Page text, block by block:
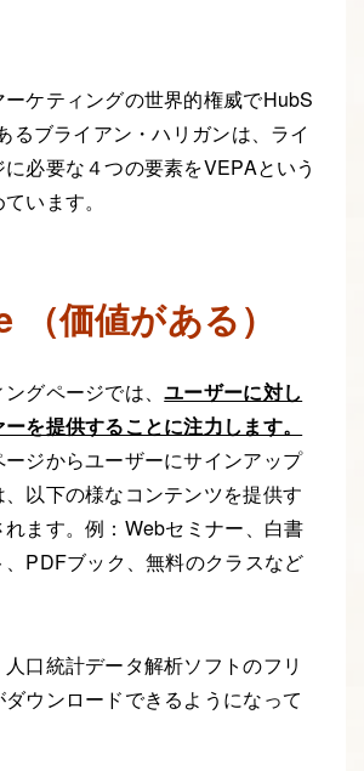
ケティングの世界的権威でHubS
るブライアン・ハリガンは、ライ
必要な４つの要素をVEPAという
います。
価値がある）
グページでは、ユーザーに対し
を提供することに注力します。
ジからユーザーにサインアップ
、以下の様なコンテンツを提供す
ます。例：Webセミナー、白書
PDFブック、無料のクラスなど
口統計データ解析ソフトのフリ
ウンロードできるようになって